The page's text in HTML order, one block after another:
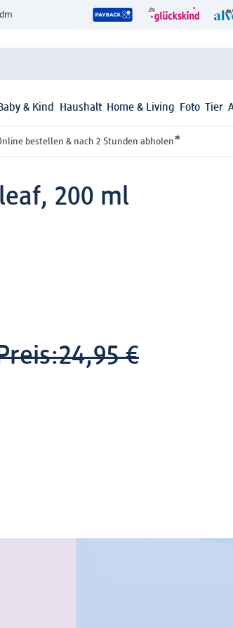
& Kind Haushalt Home & Living Foto Tier
bestellen & nach 2 Stunden abholen*
200 ml
24,95 €